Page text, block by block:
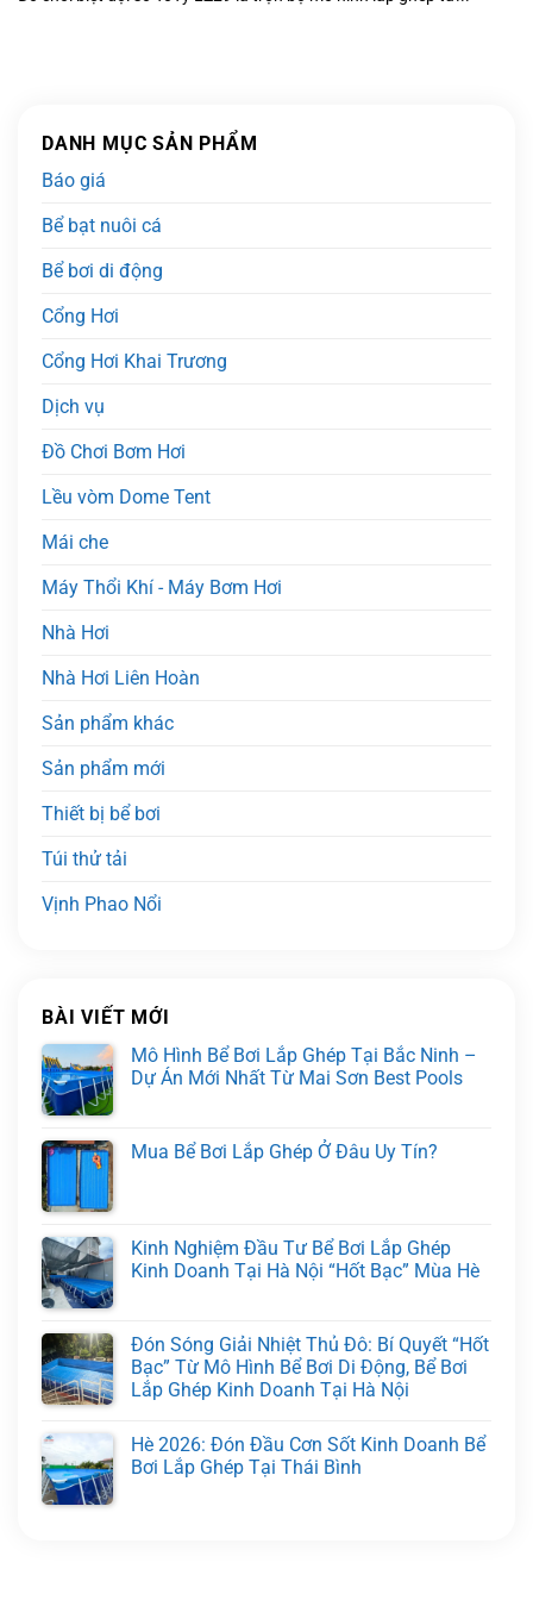
DANH MỤC SẢN PHẨM
Báo giá
Bể bạt nuôi cá
Bể bơi di động
Cổng Hơi
Cổng Hơi Khai Trương
Dịch vụ
Đồ Chơi Bơm Hơi
Lều vòm Dome Tent
Mái che
Máy Thổi Khí - Máy Bơm Hơi
Nhà Hơi
Nhà Hơi Liên Hoàn
Sản phẩm khác
Sản phẩm mới
Thiết bị bể bơi
Túi thử tải
Vịnh Phao Nổi
BÀI VIẾT MỚI
Mô Hình Bể Bơi Lắp Ghép Tại Bắc Ninh –
Dự Án Mới Nhất Từ Mai Sơn Best Pools
Mua Bể Bơi Lắp Ghép Ở Đâu Uy Tín?
Kinh Nghiệm Đầu Tư Bể Bơi Lắp Ghép
Kinh Doanh Tại Hà Nội “Hốt Bạc” Mùa Hè
Đón Sóng Giải Nhiệt Thủ Đô: Bí Quyết “Hốt
Bạc” Từ Mô Hình Bể Bơi Di Động, Bể Bơi
Lắp Ghép Kinh Doanh Tại Hà Nội
Hè 2026: Đón Đầu Cơn Sốt Kinh Doanh Bể
Bơi Lắp Ghép Tại Thái Bình